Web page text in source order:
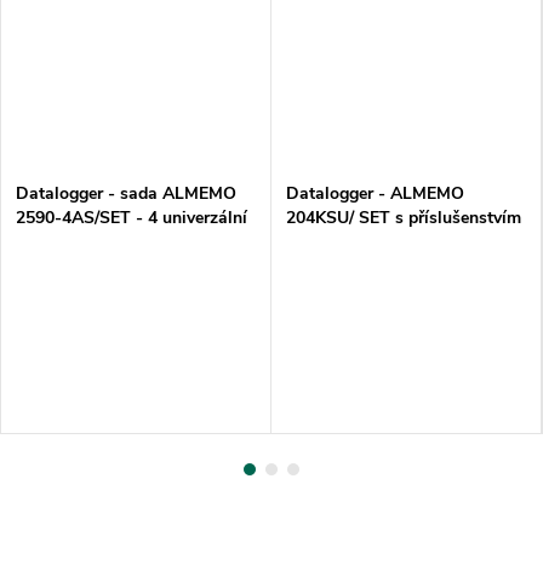
Datalogger - sada ALMEMO
2590-4AS/SET - 4 univerzální
Datalogger - ALMEMO
204KSU/ SET s příslušenstvím